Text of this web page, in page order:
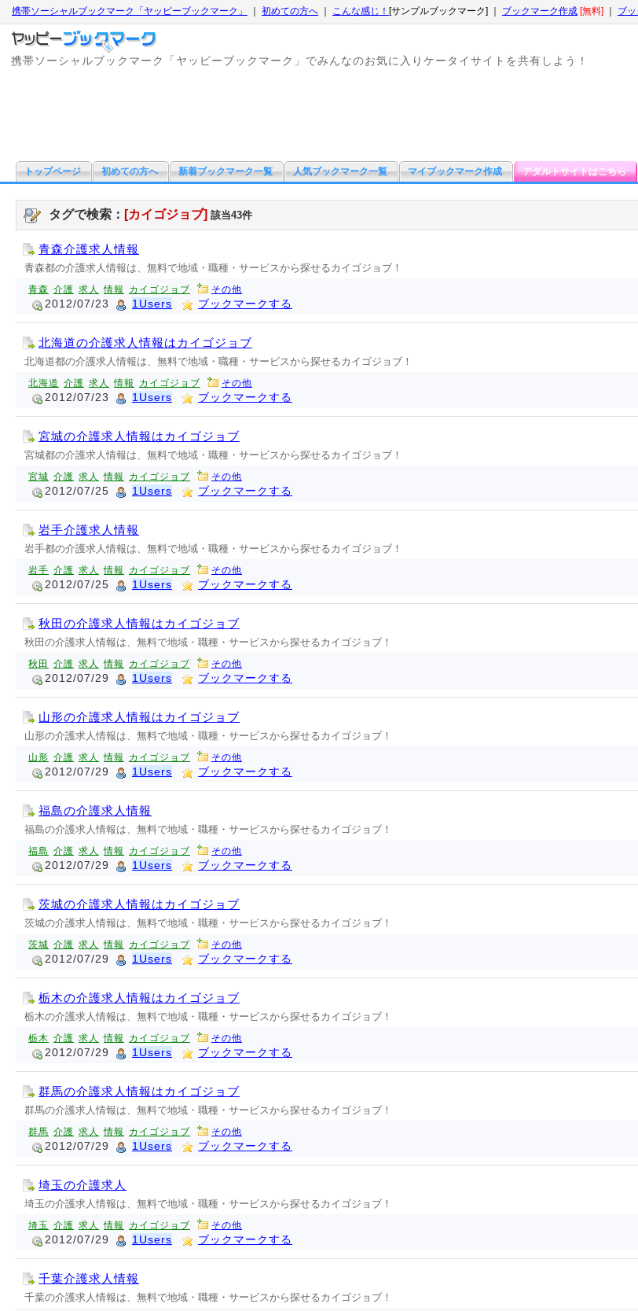
携帯ソーシャルブックマーク「ヤッピーブックマーク」 初めての方へ こんな感じ！ [サンプルブックマーク] ｜ ブックマーク作成 [無料] ブ
携帯ソーシャルブックマーク「ヤッピーブックマーク」でみんなのお気に入りケータイサイトを共有しよう！
トップページ 初めての方へ 新着ブックマーク一覧 人気ブックマーク一覧 マイブックマーク作成 アダルトサイトはこちら
タグで検索： [カイゴジョブ] 該当43件
青森介護求人情報
青森都の介護求人情報は、無料で地域・職種・サービスから探せるカイゴジョブ！
青森 介護 求人 情報 カイゴジョブ その他
2012/07/23 1Users ブックマークする
北海道の介護求人情報はカイゴジョブ
北海道都の介護求人情報は、無料で地域・職種・サービスから探せるカイゴジョブ！
北海道 介護 求人 情報 カイゴジョブ その他
2012/07/23 1Users ブックマークする
宮城の介護求人情報はカイゴジョブ
宮城都の介護求人情報は、無料で地域・職種・サービスから探せるカイゴジョブ！
宮城 介護 求人 情報 カイゴジョブ その他
2012/07/25 1Users ブックマークする
岩手介護求人情報
岩手都の介護求人情報は、無料で地域・職種・サービスから探せるカイゴジョブ！
岩手 介護 求人 情報 カイゴジョブ その他
2012/07/25 1Users ブックマークする
秋田の介護求人情報はカイゴジョブ
秋田の介護求人情報は、無料で地域・職種・サービスから探せるカイゴジョブ！
秋田 介護 求人 情報 カイゴジョブ その他
2012/07/29 1Users ブックマークする
山形の介護求人情報はカイゴジョブ
山形の介護求人情報は、無料で地域・職種・サービスから探せるカイゴジョブ！
山形 介護 求人 情報 カイゴジョブ その他
2012/07/29 1Users ブックマークする
福島の介護求人情報
福島の介護求人情報は、無料で地域・職種・サービスから探せるカイゴジョブ！
福島 介護 求人 情報 カイゴジョブ その他
2012/07/29 1Users ブックマークする
茨城の介護求人情報はカイゴジョブ
茨城の介護求人情報は、無料で地域・職種・サービスから探せるカイゴジョブ！
茨城 介護 求人 情報 カイゴジョブ その他
2012/07/29 1Users ブックマークする
栃木の介護求人情報はカイゴジョブ
栃木の介護求人情報は、無料で地域・職種・サービスから探せるカイゴジョブ！
栃木 介護 求人 情報 カイゴジョブ その他
2012/07/29 1Users ブックマークする
群馬の介護求人情報はカイゴジョブ
群馬の介護求人情報は、無料で地域・職種・サービスから探せるカイゴジョブ！
群馬 介護 求人 情報 カイゴジョブ その他
2012/07/29 1Users ブックマークする
埼玉の介護求人
埼玉の介護求人情報は、無料で地域・職種・サービスから探せるカイゴジョブ！
埼玉 介護 求人 情報 カイゴジョブ その他
2012/07/29 1Users ブックマークする
千葉介護求人情報
千葉の介護求人情報は、無料で地域・職種・サービスから探せるカイゴジョブ！